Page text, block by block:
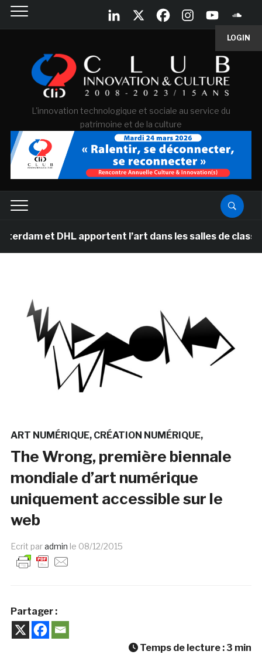
LOGIN
L'innovation technologique et sociale au service du
patrimoine et de la culture
et DHL apportent l’art dans les salles de classe des
ART NUMÉRIQUE CRÉATION NUMÉRIQUE
The Wrong, première biennale
mondiale d’art numérique
uniquement accessible sur le
web
Ecrit paradmin le 08/12/2015
Partager :
Temps de lecture : 3 min